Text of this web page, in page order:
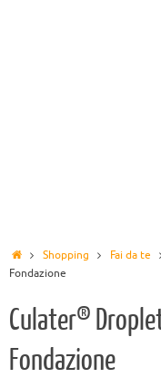
Shopping Fai da te
Fondazione
Culater®
Fondazione